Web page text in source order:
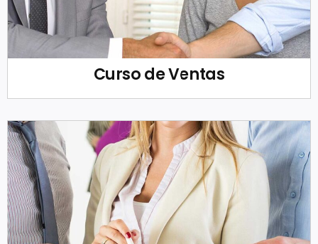
Curso de Ventas